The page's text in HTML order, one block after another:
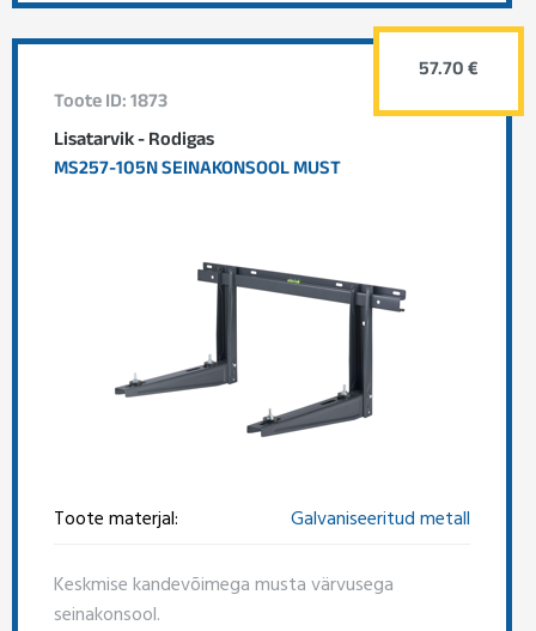
Toote ID: 1873
Lisatarvik - Rodigas
MS257-105N SEINAKONSOOL MUST
Toote materjal: Galvaniseeritud metall
Keskmise kandevõimega musta värvusega
seinakonsool.
57.70 €